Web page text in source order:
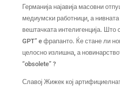
Германија најавија масовни
медиумски работници, а нивната
вештачката интелигенција. Што
GPT” e фрапанто. Ќе стане ли
целосно излишна, а
“obsolete” ?
Славој Жижек кој